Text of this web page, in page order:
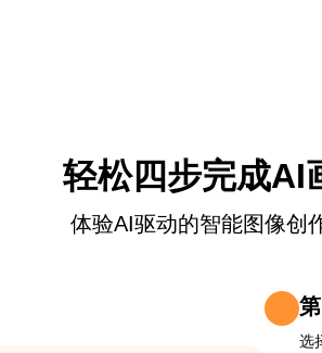
轻松四步完成AI
体验AI驱动的智能图像创
选